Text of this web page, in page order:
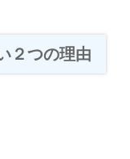
２つの理由